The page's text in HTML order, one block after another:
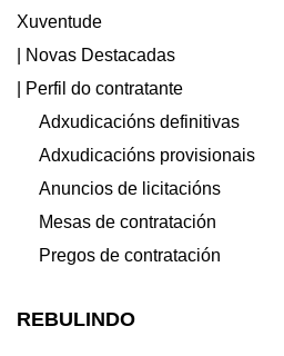
Xuventude
| Novas Destacadas
| Perfil do contratante
Adxudicacións definitivas
Adxudicacións provisionais
Anuncios de licitacións
Mesas de contratación
Pregos de contratación
REBULINDO